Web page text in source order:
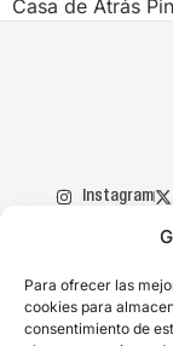
Para ofrecer las
cookies para
consentimiento de
Casa de Atrás
Instagram
Asociados
a: